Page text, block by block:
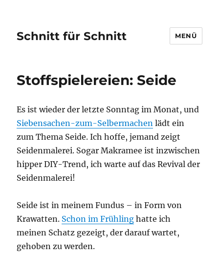
Schnitt für Schnitt MENÜ
Stoffspielereien: Seide
Es ist wieder der letzte Sonntag im Monat, und
Siebensachen-zum-Selbermachen lädt ein
zum Thema Seide. Ich hoffe, jemand zeigt
Seidenmalerei. Sogar Makramee ist inzwischen
hipper DIY-Trend, ich warte auf das Revival der
Seidenmalerei!
Seide ist in meinem Fundus – in Form von
Krawatten. Schon im Frühling hatte ich
meinen Schatz gezeigt, der darauf wartet,
gehoben zu werden.